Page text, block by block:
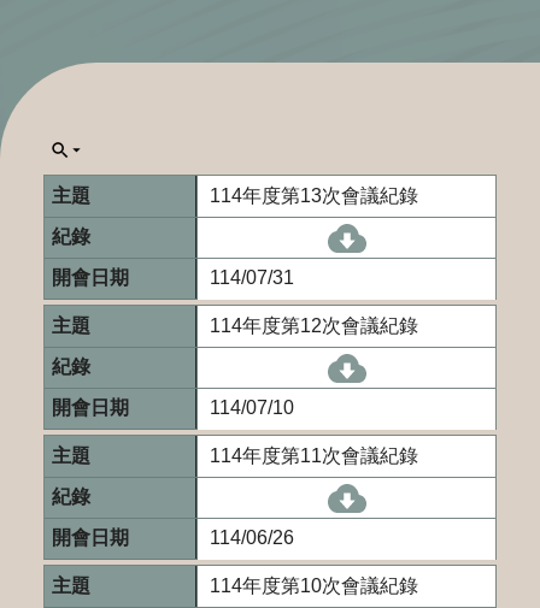
114年度第13次會議紀錄
114/07/31
114年度第12次會議紀錄
114/07/10
114年度第11次會議紀錄
114/06/26
114年度第10次會議紀錄